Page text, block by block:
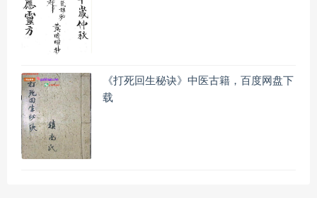
《打死回生秘诀》中医古籍，百度网盘下
载